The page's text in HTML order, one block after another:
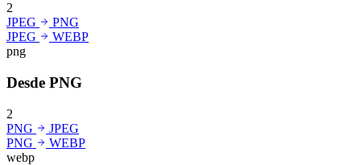
2
JPEG
PNG
JPEG
WEBP
png
Desde PNG
2
PNG
JPEG
PNG
WEBP
webp